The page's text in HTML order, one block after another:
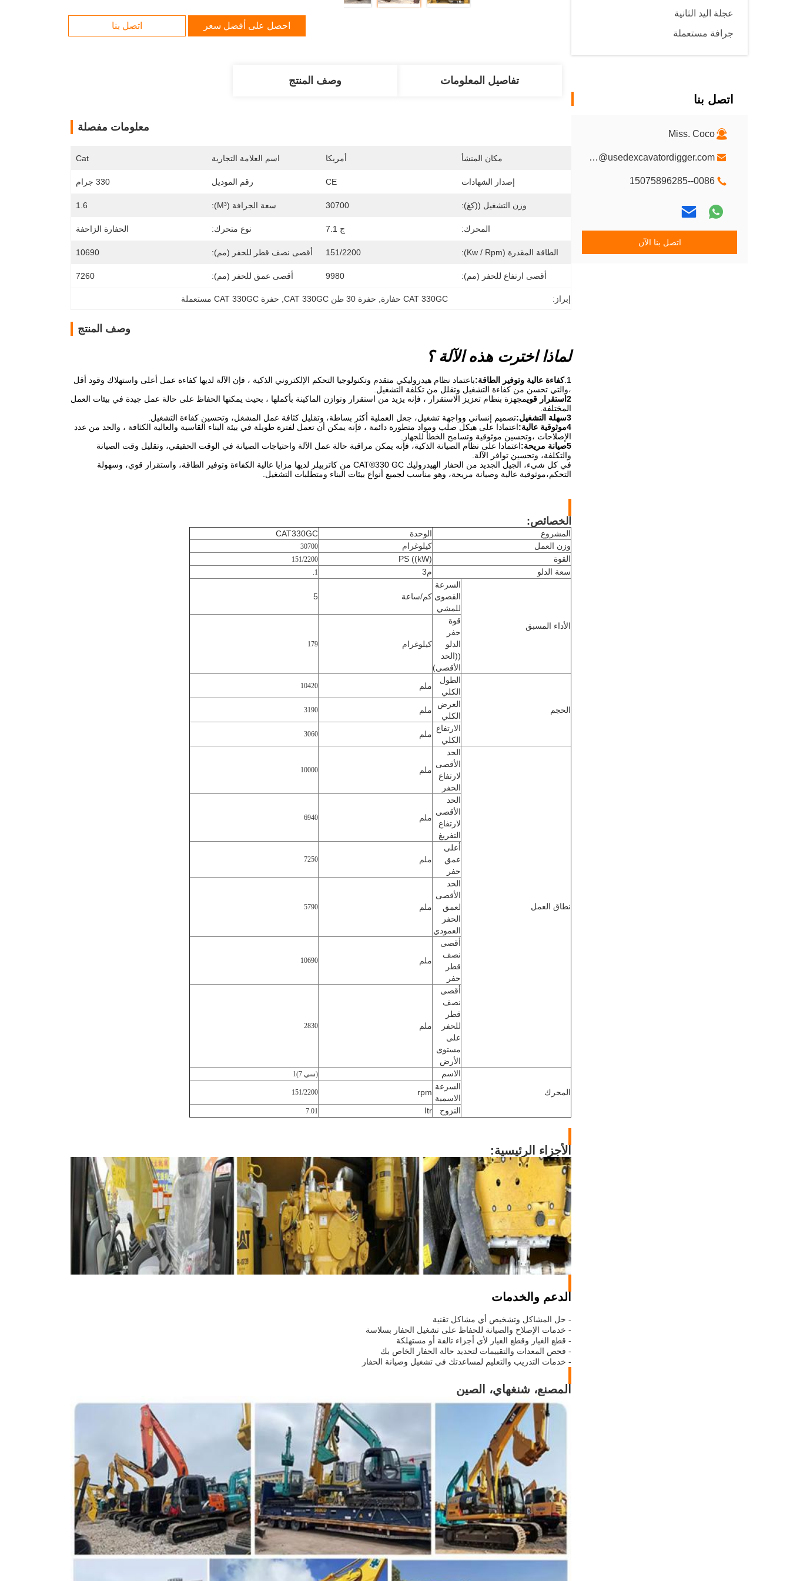
عجلة اليد الثانية
جرافة مستعملة
اتصل بنا
Miss. Coco
Oltx-1@usedexcavatordigger.com
0086--15075896285
اتصل بنا الآن
احصل على أفضل سعر اتصل بنا
تفاصيل المعلومات وصف المنتج
معلومات مفصلة
مكان المنشأ أمريكا اسم العلامة التجارية Cat
إصدار الشهادات CE رقم الموديل 330 جرام
وزن التشغيل ((كغ): 30700 سعة الجرافة (m³): 1.6
المحرك: ج 7.1 نوع متحرك: الحفارة الزاحفة
الطاقة المقدرة (Kw / Rpm): 151/2200 أقصى نصف قطر للحفر (مم): 10690
أقصى ارتفاع للحفر (مم): 9980 أقصى عمق للحفر (مم): 7260
إبراز: CAT 330GC حفارة حفرة 30 طن CAT 330GC حفرة CAT 330GC مستعملة
وصف المنتج
لماذا اخترت هذه الآلة ؟
1. كفاءة عالية وتوفير الطاقة:باعتماد نظام هيدروليكي متقدم وتكنولوجيا التحكم الإلكتروني الذكية ، فإن الآلة لديها كفاءة عمل أعلى واستهلاك وقود أقل
،والتي تحسن من كفاءة التشغيل وتقلل من تكلفة التشغيل.
2استقرار قوي
مجهزة بنظام تعزيز الاستقرار ، فإنه يزيد من استقرار وتوازن الماكينة بأكملها ، بحيث يمكنها الحفاظ على حالة عمل جيدة في بيئات العمل
المختلفة.
3سهلة التشغيل:
تصميم إنساني وواجهة تشغيل، جعل العملية أكثر بساطة، وتقليل كثافة عمل المشغل، وتحسين كفاءة التشغيل.
4موثوقية عالية:
اعتمادا على هيكل صلب ومواد متطورة دائمة ، فإنه يمكن أن تعمل لفترة طويلة في بيئة البناء القاسية والعالية الكثافة ، والحد من عدد
الإصلاحات ،وتحسين موثوقية وتسامح الخطأ للجهاز.
5صيانة مريحة:
اعتمادا على نظام الصيانة الذكية، فإنه يمكن مراقبة حالة عمل الآلة واحتياجات الصيانة في الوقت الحقيقي، وتقليل وقت الصيانة
والتكلفة، وتحسين توافر الآلة.
في كل شيء، الجيل الجديد من الحفار الهيدروليك CAT®330 GC من كاتربيلر لديها مزايا عالية الكفاءة وتوفير الطاقة، واستقرار قوي، وسهولة
التحكم،موثوقية عالية وصيانة مريحة، وهو مناسب لجميع أنواع بيئات البناء ومتطلبات التشغيل.
الخصائص:
المشروع الوحدة
CAT330GC
وزن العمل
كيلوغرام 30700
القوة PS ((kW)
151/2200
سعة الدلو م3 1.
الأداء المسبق
السرعة
القصوى
للمشي
كم/ساعة 5
قوة
حفر
الدلو
((الحد
الأقصى)
كيلوغرام 179
الحجم
الطول
الكلي
ملم 10420
العرض
الكلي
ملم 3190
الارتفاع
الكلي
ملم 3060
نطاق العمل
الحد
الأقصى
لارتفاع
الحفر
ملم 10000
الحد
الأقصى
لارتفاع
التفريغ
ملم 6940
أعلى
عمق
حفر
ملم 7250
الحد
الأقصى
لعمق
الحفر
العمودي
ملم 5790
أقصى
نصف
قطر
حفر
ملم 10690
أقصى
نصف
قطر
للحفر
على
مستوى
الأرض
ملم 2830
المحرك
الاسم (سي 7)1
السرعة
الاسمية
rpm
151/2200
النزوح Itr
7.01
الأجزاء الرئيسية:
الدعم والخدمات
- حل المشاكل وتشخيص أي مشاكل تقنية
- خدمات الإصلاح والصيانة للحفاظ على تشغيل الحفار بسلاسة
- قطع الغيار وقطع الغيار لأي أجزاء تالفة أو مستهلكة
- فحص المعدات والتقييمات لتحديد حالة الحفار الخاص بك
- خدمات التدريب والتعليم لمساعدتك في تشغيل وصيانة الحفار
المصنع، شنغهاي، الصين